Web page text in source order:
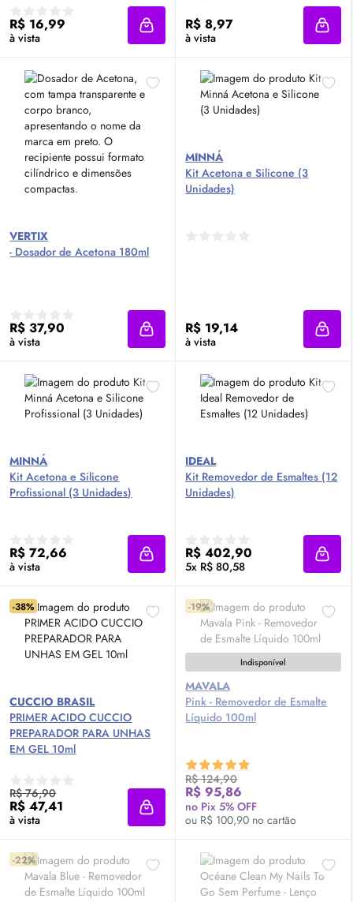
R$ 16,99
à vista Adicionar à sacola
R$ 8,97
à vista
VERTIX
- Dosador de Acetona 180ml
R$ 37,90
à vista Adicionar à sacola
MINNÁ
Kit Acetona e Silicone (3
Unidades)
R$ 19,14
à vista
MINNÁ
Kit Acetona e Silicone
Profissional (3 Unidades)
R$ 72,66
à vista Adicionar à sacola
IDEAL
Kit Removedor de Esmaltes (12
Unidades)
R$ 402,90
5x R$ 80,58
-38%
CUCCIO BRASIL
PRIMER ACIDO CUCCIO
PREPARADOR PARA UNHAS
EM GEL 10ml
R$ 76,90
R$ 47,41
à vista Adicionar à sacola
-19%
Indisponível
MAVALA
Pink - Removedor de Esmalte
Líquido 100ml
R$ 124,90
R$ 95,86
no Pix 5% OFF
ou R$ 100,90 no cartão
-22%